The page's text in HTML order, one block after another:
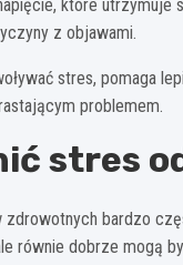
które utrzymuje
z objawami.
stres, pomaga
problemem.
stres
bardzo
równie dobrze mogą